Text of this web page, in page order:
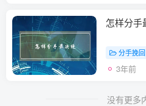
怎样分手
分手挽回
3年前
没有更多